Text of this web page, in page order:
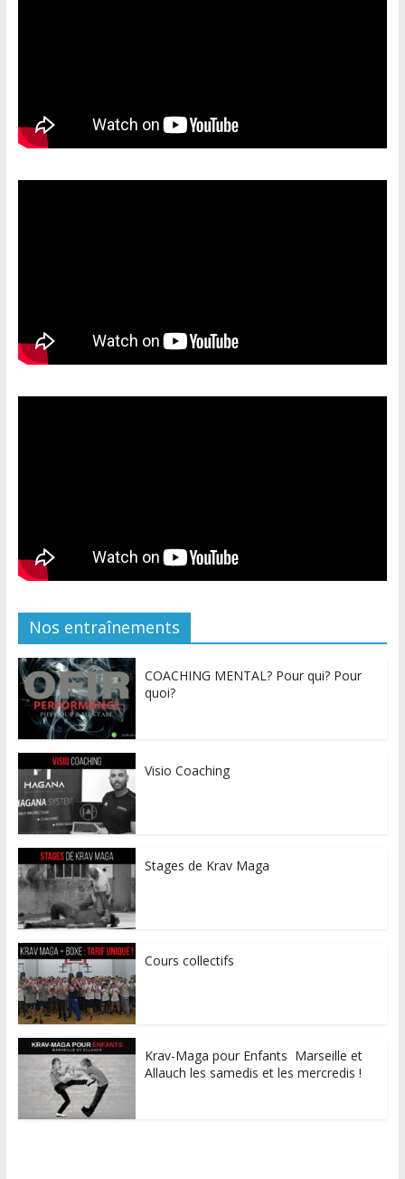
Nos entraînements
COACHING MENTAL? Pour qui? Pour
quoi?
Visio Coaching
Stages de Krav Maga
Cours collectifs
Krav-Maga pour Enfants Marseille et
Allauch les samedis et les mercredis !